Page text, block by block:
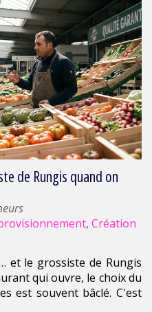
de Rungis quand on
, Création
et le grossiste de Rungis
qui ouvre, le choix du
est souvent bâclé. C'est